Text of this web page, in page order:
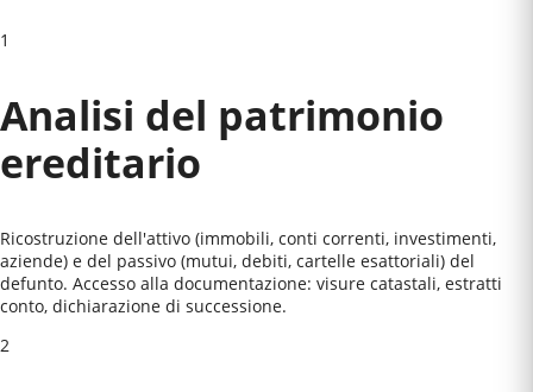
1
Analisi del patrimonio
ereditario
Ricostruzione dell'attivo (immobili, conti correnti, investimenti,
aziende) e del passivo (mutui, debiti, cartelle esattoriali) del
defunto. Accesso alla documentazione: visure catastali, estratti
conto, dichiarazione di successione.
2